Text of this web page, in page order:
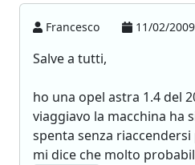
Francesco 11/02/
Salve a tutti,
ho una opel astra 1.4 del
viaggiavo la macchina ha
spenta senza
mi dice che molto